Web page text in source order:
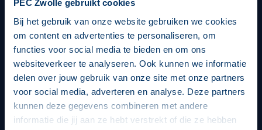
PEC Zwolle gebruikt cookies
Bij het gebruik van onze website gebruiken we cookies
om content en advertenties te personaliseren, om
functies voor social media te bieden en om ons
websiteverkeer te analyseren. Ook kunnen we informatie
delen over jouw gebruik van onze site met onze partners
voor social media, adverteren en analyse. Deze partners
kunnen deze gegevens combineren met andere
informatie die jij aan ze hebt verstrekt of die ze hebben